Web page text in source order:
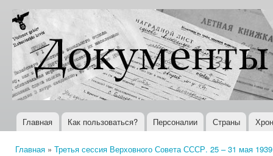
Документы
XX века
Всемирная
история в
Интернете
Главное меню
Главная Как пользоваться? Персоналии Страны
Главная » Третья сессия Верховного Совета СССР. 25 – 31 мая